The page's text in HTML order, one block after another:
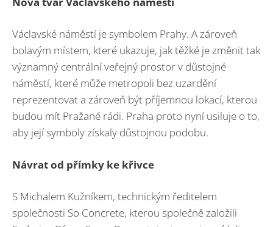
Václavské náměstí je symbolem Prahy. A zároveň
bolavým místem, které ukazuje, jak těžké je změnit tak
významný centrální veřejný prostor v důstojné
náměstí, které může metropoli bez uzardění
reprezentovat a zároveň být příjemnou lokací, kterou
budou mít Pražané rádi. Praha proto nyní usiluje o to,
aby její symboly získaly důstojnou podobu.
Návrat od přímky ke křivce
S Michalem Kužníkem, technickým ředitelem
společnosti So Concrete, kterou společně založili